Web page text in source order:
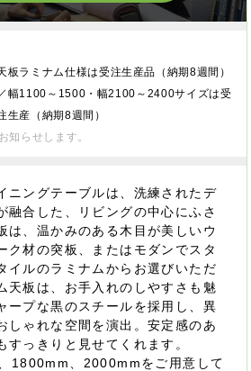
板ラミナム仕様は受注生産品（納期8週間）
幅1100～1500・幅2100～2400サイズは受
生産（納期8週間）
知らせします。
ニングテーブルは、洗練されたデ
融合した、リビングの中心にふさ
は、温かみのある木目が美しいウ
ク材の突板、またはモダンでスタ
イルのラミナムからお選びいただ
天板は、お手入れのしやすさも魅
ープな黒のスチールを採用し、異
しゃれな空間を演出。安定感のあ
すっきりと見せてくれます。
1800mm、2000mmをご用意して